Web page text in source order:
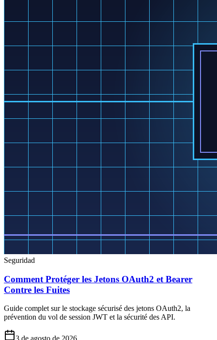
Seguridad
Comment Protéger les Jetons OAuth2 et Bearer
Contre les Fuites
Guide complet sur le stockage sécurisé des jetons OAuth2, la
prévention du vol de session JWT et la sécurité des API.